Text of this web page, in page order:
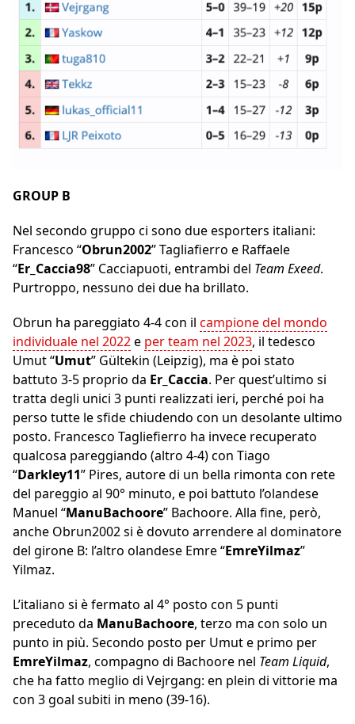
GROUP B
Nel secondo gruppo ci sono due esporters italiani:
Francesco “Obrun2002” Tagliafierro e Raffaele
“Er_Caccia98” Cacciapuoti, entrambi del Team Exeed.
Purtroppo, nessuno dei due ha brillato.
Obrun ha pareggiato 4-4 con il campione del mondo
individuale nel 2022e per team nel 2023, il tedesco
Umut “Umut” Gültekin (Leipzig), ma è poi stato
battuto 3-5 proprio da Er_Caccia. Per quest’ultimo si
tratta degli unici 3 punti realizzati ieri, perché poi ha
perso tutte le sfide chiudendo con un desolante ultimo
posto. Francesco Tagliefierro ha invece recuperato
qualcosa pareggiando (altro 4-4) con Tiago
“Darkley11” Pires, autore di un bella rimonta con rete
del pareggio al 90° minuto, e poi battuto l’olandese
Manuel “ManuBachoore” Bachoore. Alla fine, però,
anche Obrun2002 si è dovuto arrendere al dominatore
del girone B: l’altro olandese Emre “EmreYilmaz”
Yilmaz.
L’italiano si è fermato al 4° posto con 5 punti
preceduto da ManuBachoore, terzo ma con solo un
punto in più. Secondo posto per Umut e primo per
EmreYilmaz, compagno di Bachoore nel Team Liquid,
che ha fatto meglio di Vejrgang: en plein di vittorie ma
con 3 goal subiti in meno (39-16).